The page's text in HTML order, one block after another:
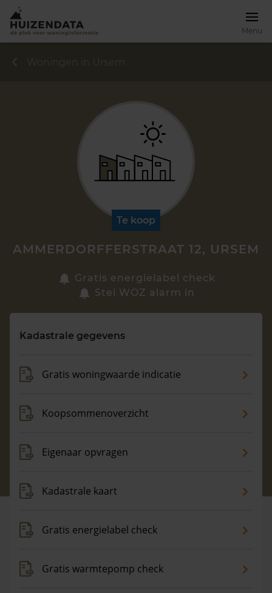
Menu
Zoek een woning
Maandag t/m vrijdag - 08:00 -18:00
Woningen in Ursem
Te koop
AMMERDORFFERSTRAAT 12, URSEM
Gratis energielabel check
Stel WOZ alarm in
Kadastrale gegevens
Gratis woningwaarde indicatie
Koopsommenoverzicht
Eigenaar opvragen
Kadastrale kaart
Gratis energielabel check
Gratis warmtepomp check